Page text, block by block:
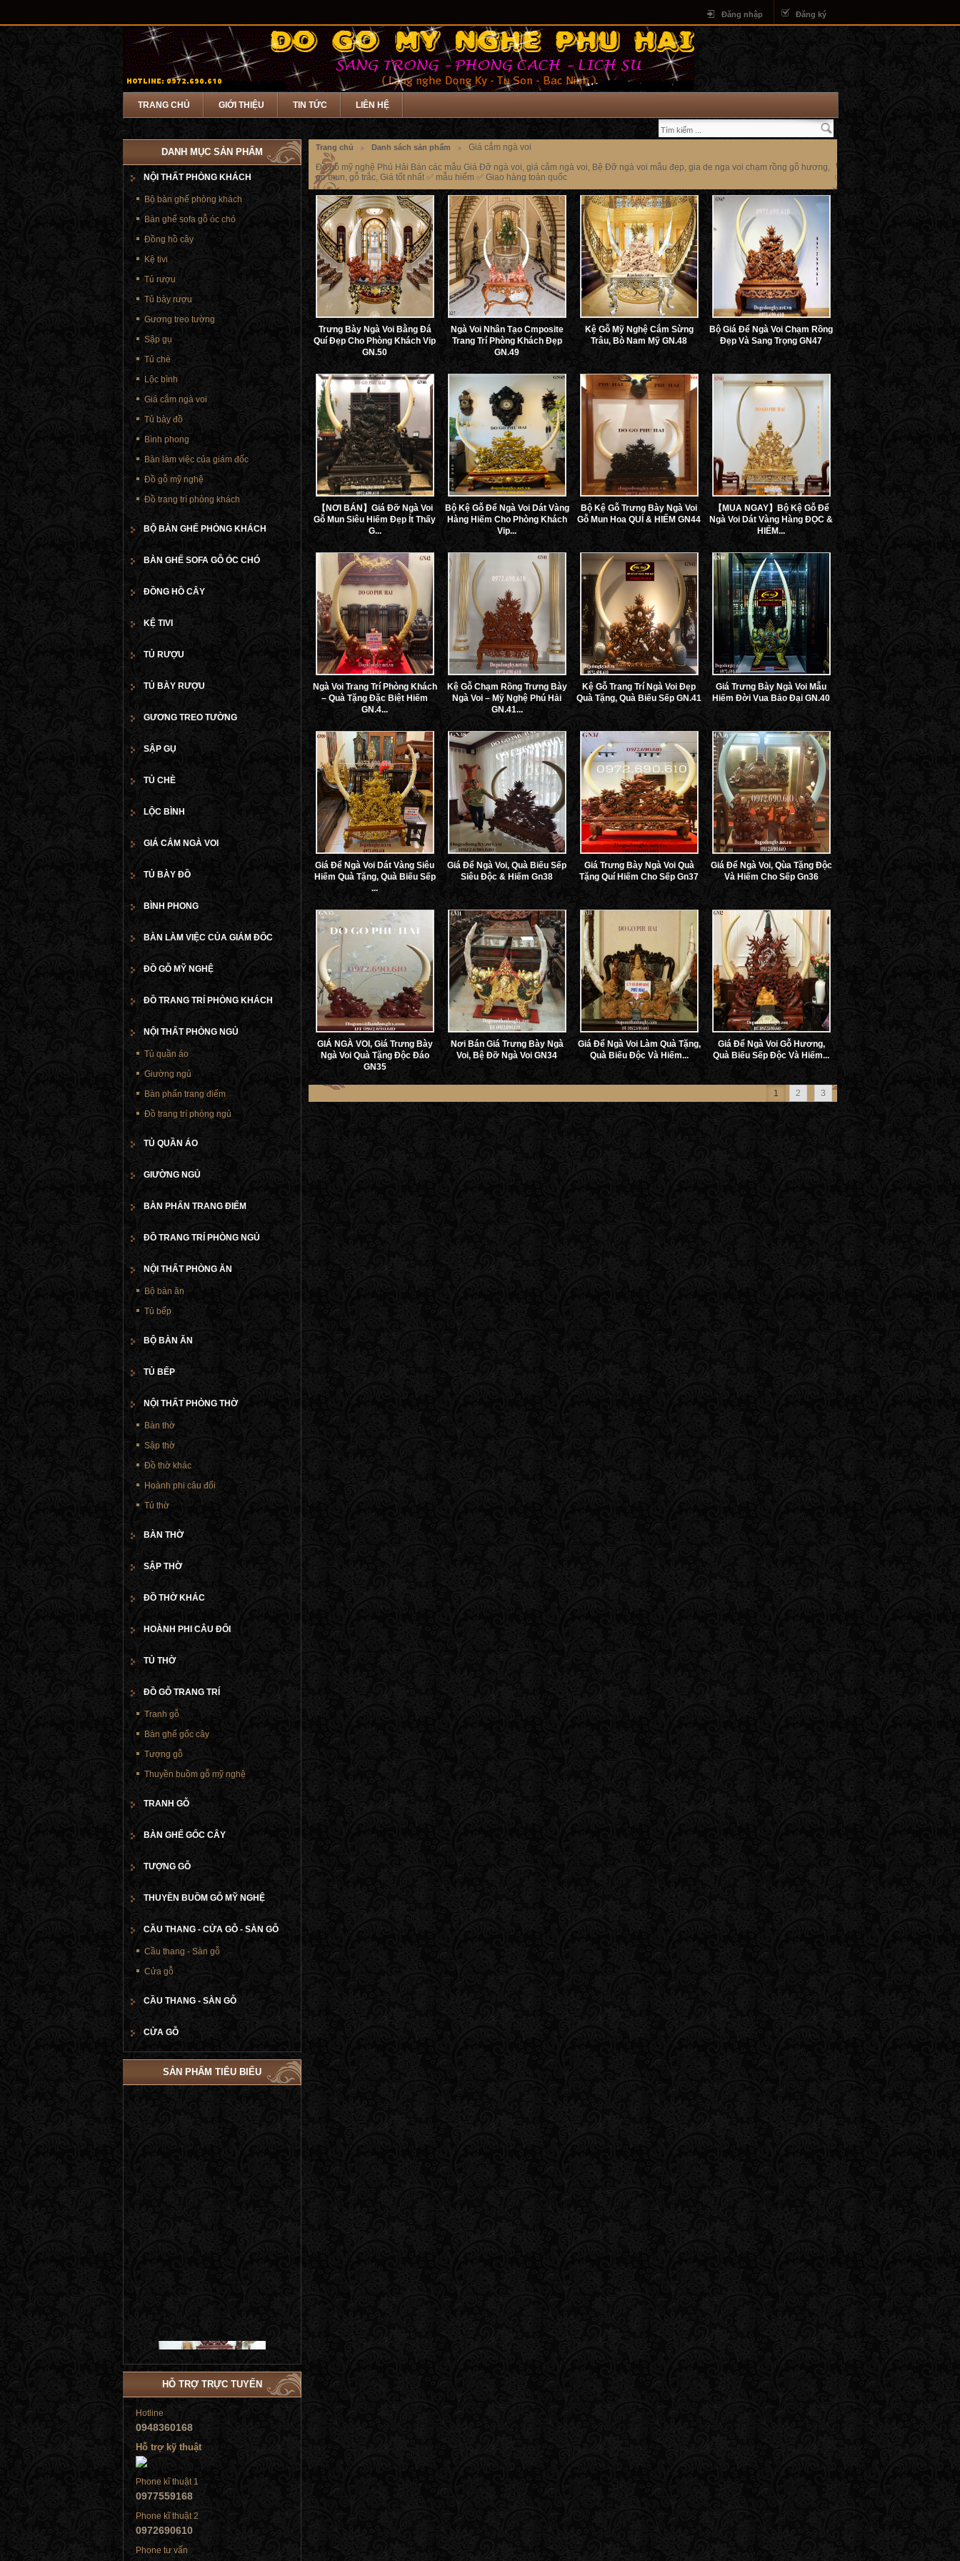
Đăng nhập Đăng ký
TRANG CHỦ GIỚI THIỆU TIN TỨC LIÊN HỆ
Trang chủ Danh sách sản phẩm
Giá cắm ngà voi
Đồ gỗ mỹ nghệ Phú Hải Bán các mẫu Giá Đỡ ngà voi, giá cắm ngà voi, Bệ Đỡ ngà voi mẫu đẹp, gia de nga voi chạm rồng gỗ hương,
gỗ mun, gỗ trắc, Giá tốt nhất ✅ mẫu hiếm ✅ Giao hàng toàn quốc
Trưng Bày Ngà Voi Bằng Đá
Quí Đẹp Cho Phòng Khách Vip
GN.50
Ngà Voi Nhân Tạo Cmposite
Trang Trí Phòng Khách Đẹp
GN.49
Kệ Gỗ Mỹ Nghệ Cắm Sừng
Trâu, Bò Nam Mỹ GN.48
Bộ Giá Để Ngà Voi Chạm Rồng
Đẹp Và Sang Trọng GN47
【NƠI BÁN】Giá Đỡ Ngà Voi
Gỗ Mun Siêu Hiếm Đẹp Ít Thấy
G...
Bộ Kệ Gỗ Để Ngà Voi Dát Vàng
Hàng Hiếm Cho Phòng Khách
Vip...
Bộ Kệ Gỗ Trưng Bày Ngà Voi
Gỗ Mun Hoa QUÍ & HIẾM GN44
【MUA NGAY】Bộ Kệ Gỗ Để
Ngà Voi Dát Vàng Hàng ĐỌC &
HIẾM...
Ngà Voi Trang Trí Phòng Khách
– Quà Tặng Đặc Biệt Hiếm
GN.4...
Kệ Gỗ Chạm Rồng Trưng Bày
Ngà Voi – Mỹ Nghệ Phú Hải
GN.41...
Kệ Gỗ Trang Trí Ngà Voi Đẹp
Quà Tặng, Quà Biếu Sếp GN.41
Giá Trưng Bày Ngà Voi Mẫu
Hiếm Đời Vua Bảo Đại GN.40
Giá Để Ngà Voi Dát Vàng Siêu
Hiếm Quà Tặng, Quà Biếu Sếp
...
Giá Để Ngà Voi, Quà Biếu Sếp
Siêu Độc & Hiếm Gn38
Giá Trưng Bày Ngà Voi Quà
Tặng Quí Hiếm Cho Sếp Gn37
Giá Để Ngà Voi, Qùa Tặng Độc
Và Hiếm Cho Sếp Gn36
GIÁ NGÀ VOI, Giá Trưng Bày
Ngà Voi Quà Tặng Độc Đáo
GN35
Nơi Bán Giá Trưng Bày Ngà
Voi, Bệ Đỡ Ngà Voi GN34
Giá Để Ngà Voi Làm Quà Tặng,
Quà Biếu Độc Và Hiếm...
Giá Để Ngà Voi Gỗ Hương,
Quà Biếu Sếp Độc Và Hiếm...
1 2 3
DANH MỤC SẢN PHẨM
NỘI THẤT PHÒNG KHÁCH
Bộ bàn ghế phòng khách
Bàn ghế sofa gỗ óc chó
Đồng hồ cây
Kệ tivi
Tủ rượu
Tủ bày rượu
Gương treo tường
Sập gụ
Tủ chè
Lộc bình
Giá cắm ngà voi
Tủ bày đồ
Bình phong
Bàn làm việc của giám đốc
Đồ gỗ mỹ nghệ
Đồ trang trí phòng khách
BỘ BÀN GHẾ PHÒNG KHÁCH
BÀN GHẾ SOFA GỖ ÓC CHÓ
ĐỒNG HỒ CÂY
KỆ TIVI
TỦ RƯỢU
TỦ BÀY RƯỢU
GƯƠNG TREO TƯỜNG
SẬP GỤ
TỦ CHÈ
LỘC BÌNH
GIÁ CẮM NGÀ VOI
TỦ BÀY ĐỒ
BÌNH PHONG
BÀN LÀM VIỆC CỦA GIÁM ĐỐC
ĐỒ GỖ MỸ NGHỆ
ĐỒ TRANG TRÍ PHÒNG KHÁCH
NỘI THẤT PHÒNG NGỦ
Tủ quần áo
Giường ngủ
Bàn phấn trang điểm
Đồ trang trí phòng ngủ
TỦ QUẦN ÁO
GIƯỜNG NGỦ
BÀN PHẤN TRANG ĐIỂM
ĐỒ TRANG TRÍ PHÒNG NGỦ
NỘI THẤT PHÒNG ĂN
Bộ bàn ăn
Tủ bếp
BỘ BÀN ĂN
TỦ BẾP
NỘI THẤT PHÒNG THỜ
Bàn thờ
Sập thờ
Đồ thờ khác
Hoành phi câu đối
Tủ thờ
BÀN THỜ
SẬP THỜ
ĐỒ THỜ KHÁC
HOÀNH PHI CÂU ĐỐI
TỦ THỜ
ĐỒ GỖ TRANG TRÍ
Tranh gỗ
Bàn ghế gốc cây
Tượng gỗ
Thuyền buồm gỗ mỹ nghệ
TRANH GỖ
BÀN GHẾ GỐC CÂY
TƯỢNG GỖ
THUYỀN BUỒM GỖ MỸ NGHỆ
CẦU THANG - CỬA GỖ - SÀN GỖ
Cầu thang - Sàn gỗ
Cửa gỗ
CẦU THANG - SÀN GỖ
CỬA GỖ
SẢN PHẨM TIÊU BIỂU
Tủ đứng
Tủ đứng
HỖ TRỢ TRỰC TUYẾN
Hotline
0948360168
Hỗ trợ kỹ thuật
Phone kĩ thuật 1
0977559168
Phone kĩ thuật 2
0972690610
Phone tư vấn